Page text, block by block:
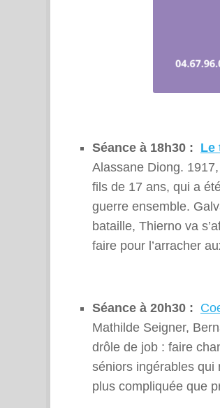
Séance à 18h30 : Le
Alassane Diong.
fils de 17 ans, qui a
guerre ensemble.
bataille, Thierno va
faire pour l’arracher
Séance à 20h30 :
Mathilde Seigner,
drôle de job : faire
séniors ingérables qui
plus compliquée que